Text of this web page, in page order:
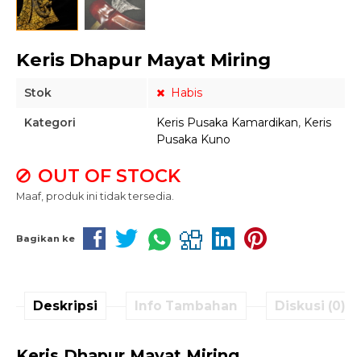
Keris Dhapur Mayat Miring
Stok Habis
Kategori Keris Pusaka Kamardikan, Keris
Pusaka Kuno
OUT OF STOCK
Maaf, produk ini tidak tersedia.
Bagikan ke
Deskripsi Info Tambahan Diskusi (0)